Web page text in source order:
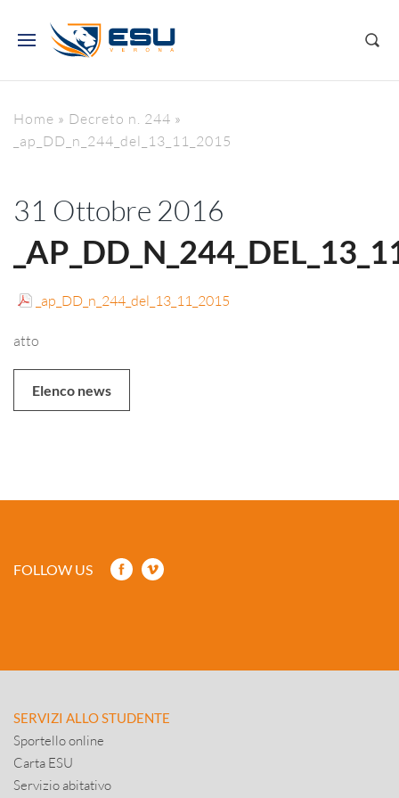
Home » Decreto n. 244 »
_ap_DD_n_244_del_13_11_2015
31 Ottobre 2016
_ap_DD_n_244_del_13_11_2015
atto
Elenco news
FOLLOW US
SERVIZI ALLO STUDENTE
Sportello online
Carta ESU
Servizio abitativo